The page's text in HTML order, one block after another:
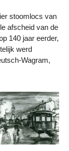
stoomlocs van
afscheid van de
140 jaar eerder,
werd
Wagram,